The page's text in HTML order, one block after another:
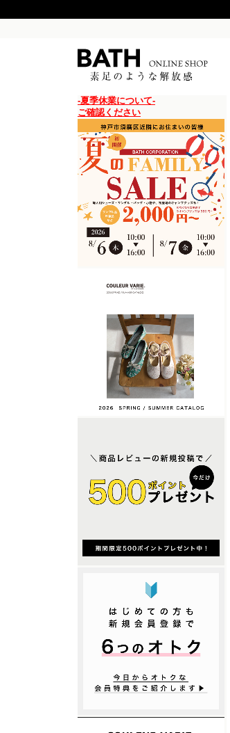
-夏季休業について-
ご確認ください